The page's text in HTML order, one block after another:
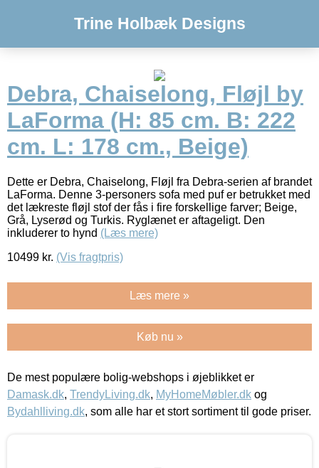
Trine Holbæk Designs
Debra, Chaiselong, Fløjl by
LaForma (H: 85 cm. B: 222
cm. L: 178 cm., Beige)
Dette er Debra, Chaiselong, Fløjl fra Debra-serien af brandet
LaForma. Denne 3-personers sofa med puf er betrukket med
det lækreste fløjl stof der fås i fire forskellige farver; Beige,
Grå, Lyserød og Turkis. Ryglænet er aftageligt. Den
inkluderer to hynd (Læs mere)
10499 kr. (Vis fragtpris)
Læs mere »
Køb nu »
De mest populære bolig-webshops i øjeblikket er
Damask.dk, TrendyLiving.dk, MyHomeMøbler.dk og
Bydahlliving.dk, som alle har et stort sortiment til gode priser.